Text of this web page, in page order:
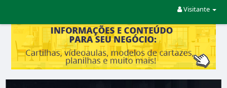
Visitante